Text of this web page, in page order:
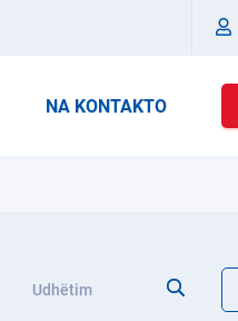
NA KONTAKTO
Udhëtim